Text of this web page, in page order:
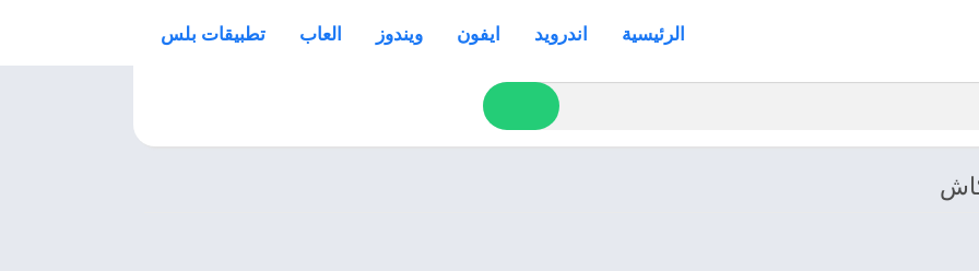
الرئيسية اندرويد ايفون ويندوز العاب تطبيقات بلس